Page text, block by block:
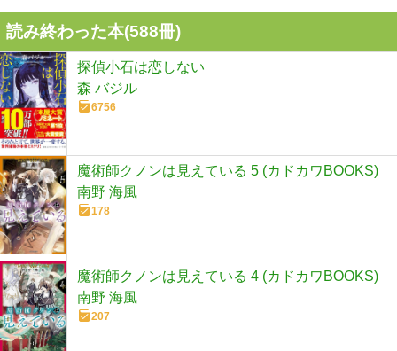
読み終わった本(588冊)
探偵小石は恋しない
森 バジル
6756
魔術師クノンは見えている 5 (カドカワBOOKS)
南野 海風
178
魔術師クノンは見えている 4 (カドカワBOOKS)
南野 海風
207